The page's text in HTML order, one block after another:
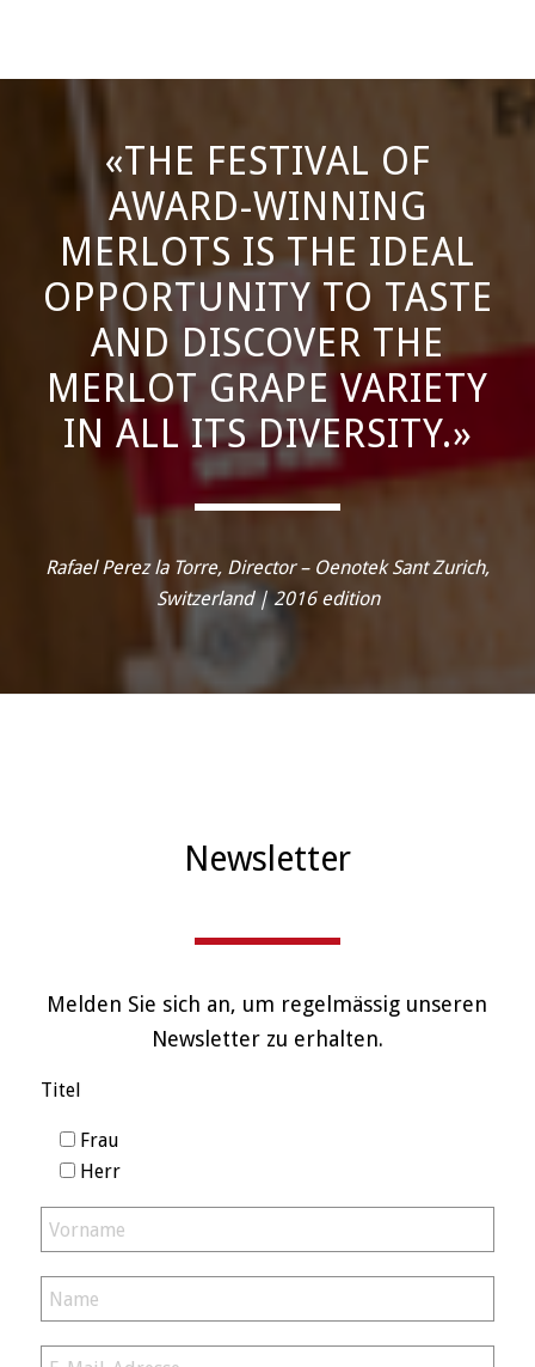
«THE FESTIVAL OF
AWARD-WINNING
MERLOTS IS THE IDEAL
OPPORTUNITY TO TASTE
AND DISCOVER THE
MERLOT GRAPE VARIETY
IN ALL ITS DIVERSITY.»
Rafael Perez la Torre, Director – Oenotek Sant Zurich,
Switzerland | 2016 edition
Newsletter
Melden Sie sich an, um regelmässig unseren
Newsletter zu erhalten.
Titel
Frau
Herr